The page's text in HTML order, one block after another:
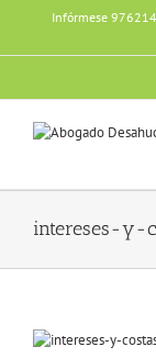
content
Infórmese
intereses-y-